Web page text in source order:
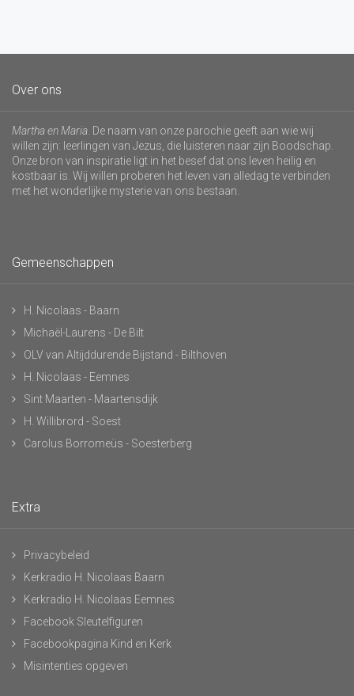
Over ons
Martha en Maria . De naam van onze parochie geeft aan wie wij
willen zijn: leerlingen van Jezus, die luisteren naar zijn Boodschap.
Onze bron van inspiratie ligt in het besef dat ons leven heilig en
kostbaar is. Wij willen proberen het leven van alledag te verbinden
met het wonderlijke mysterie van ons bestaan.
Gemeenschappen
H. Nicolaas - Baarn
Michaël-Laurens - De Bilt
OLV van Altijddurende Bijstand - Bilthoven
H. Nicolaas - Eemnes
Sint Maarten - Maartensdijk
H. Willibrord - Soest
Carolus Borromeüs - Soesterberg
Extra
Privacybeleid
Kerkradio H. Nicolaas Baarn
Kerkradio H. Nicolaas Eemnes
Facebook Sleutelfiguren
Facebookpagina Kind en Kerk
Misintenties opgeven